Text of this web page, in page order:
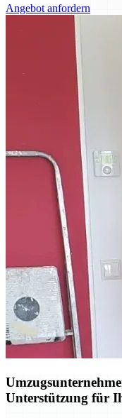
Angebot anfordern
Unterstützung für